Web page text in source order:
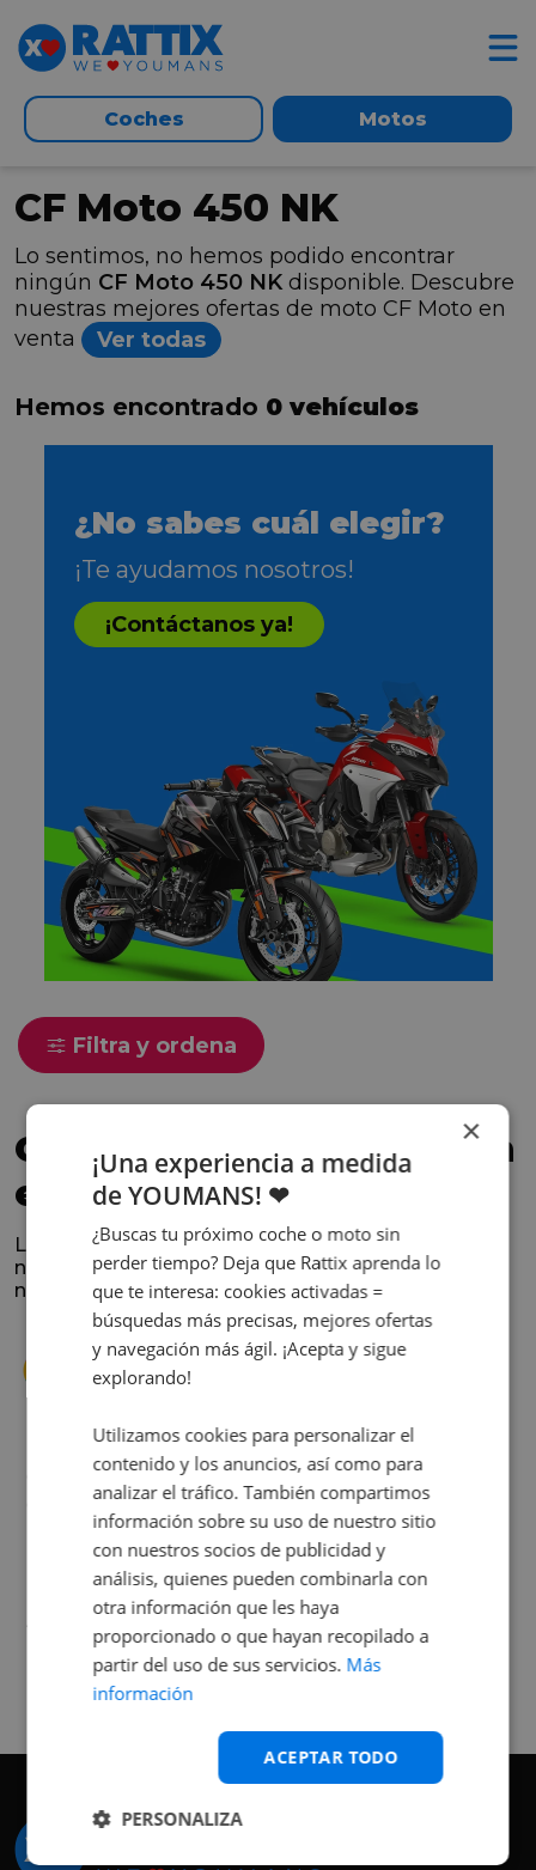
Coches Motos
CF Moto 450 NK
Lo sentimos, no hemos podido encontrar
ningún CF Moto 450 NK disponible. Descubre
nuestras mejores ofertas de moto CF Moto en
venta
Ver todas
Hemos encontrado 0 vehículos
¿No sabes cuál elegir?
¡Te ayudamos nosotros!
¡Contáctanos ya!
Filtra y ordena
Confía en los que nos han
elegido
La satisfacción y la experiencia de los clientes es
nuestra prioridad. Lee lo que opinan y conoce
nuestra historia.
Cuando decidí vender mi coche busqué
diferentes empresas donde hacerlo y la que
me dio más confianza fue Rattix, por las
buenas (y tantas) reseñas que tienen.
Realmente la experiencia ha sido muy
buena, Carolina ha sido siempre muy atenta
y profesional. Finalmente mi hermana se
queda el coche, pero no puedo más que
recomendar el buen trato desde el primer
Judit Sorribes
×
¡Una experiencia a medida
de YOUMANS! ❤
¿Buscas tu próximo coche o moto sin
perder tiempo? Deja que Rattix aprenda lo
que te interesa: cookies activadas =
búsquedas más precisas, mejores ofertas
y navegación más ágil. ¡Acepta y sigue
explorando!
Utilizamos cookies para personalizar el
contenido y los anuncios, así como para
analizar el tráfico. También compartimos
información sobre su uso de nuestro sitio
con nuestros socios de publicidad y
análisis, quienes pueden combinarla con
otra información que les haya
proporcionado o que hayan recopilado a
partir del uso de sus servicios. Más
información
ACEPTAR TODO
PERSONALIZA